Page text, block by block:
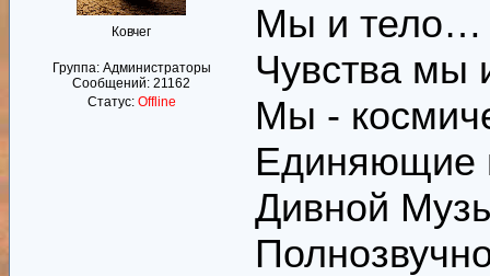
Ковчег
Группа: Администраторы
Сообщений: 21162
Статус: Offline
Мы и
Чувства мы
Мы -
Единяющие
Дивной